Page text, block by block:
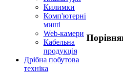
Килимки
Комп'ютерні
миші
Web-камери
Кабельна
продукція
Дрібна побутова
техніка